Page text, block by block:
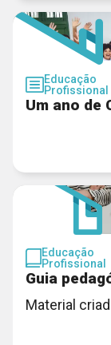
Educação
Profissional
Um ano de
Educação
Profissional
Guia
Material